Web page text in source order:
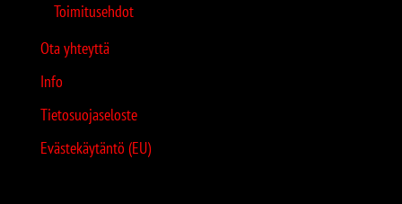
Toimitusehdot
Ota yhteyttä
Info
Tietosuojaseloste
Evästekäytäntö (EU)